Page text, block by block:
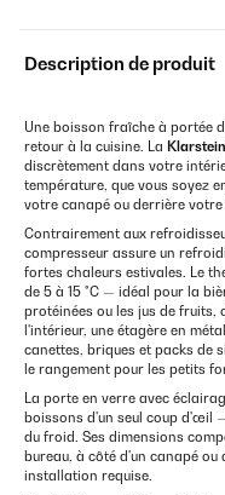
Description de produit
Une boisson fraîche à portée
retour à la cuisine. La
discrètement dans votre
température, que vous soyez
votre canapé ou derrière votre
Contrairement aux
compresseur assure un
fortes chaleurs estivales. Le
de 5 à 15 °C — idéal pour la
protéinées ou les jus de fruits,
l'intérieur, une étagère en
canettes, briques et packs de
le rangement pour les petits
La porte en verre avec
boissons d'un seul coup d'œil
du froid. Ses dimensions
bureau, à côté d'un canapé ou
installation requise.